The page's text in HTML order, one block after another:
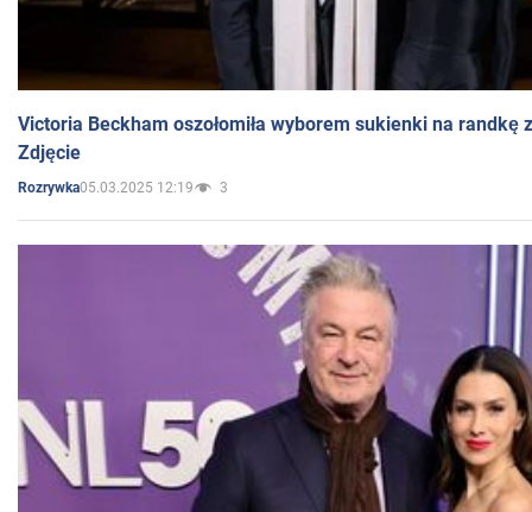
Victoria Beckham oszołomiła wyborem sukienki na randkę
Zdjęcie
Rozrywka05.03.2025 12:19 3